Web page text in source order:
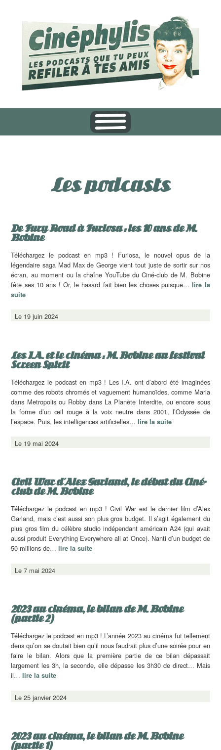
Les podcasts
De Fury Road à Furiosa : les 10 ans de M.
Bobine
Téléchargez le podcast en mp3 ! Furiosa, le nouvel opus de la
légendaire saga Mad Max de George vient tout juste de sortir sur nos
écran, au moment ou la chaîne YouTube du Ciné-club de M. Bobine
fête ses 10 ans ! Or, le hasard fait bien les choses puisque…lire la
suite
Le 19 juin 2024
Les I.A. et le cinéma : M. Bobine au festival
Screen Spirit
Téléchargez le podcast en mp3 ! Les I.A. ont d’abord été imaginées
comme des robots chromés et vaguement humanoïdes, comme Maria
dans Metropolis ou Robby dans La Planète Interdite, ou encore sous
la forme d’un œil rouge à la voix neutre dans 2001, l’Odyssée de
l’espace. Puis, les intelligences artificielles…lire la suite
Le 19 mai 2024
Civil War d’Alex Garland, le débat du Ciné-
club de M. Bobine
Téléchargez le podcast en mp3 ! Civil War est le dernier film d’Alex
Garland, mais c’est aussi son plus gros budget. Il s’agit également du
plus gros film du célèbre studio indépendant américain A24 (qui avait
aussi produit Everything Everywhere all at Once). Nanti d’un budget de
50 millions de…lire la suite
Le 7 mai 2024
2023 au cinéma, le bilan de M. Bobine
(partie 2)
Téléchargez le podcast en mp3 ! L’année 2023 au cinéma fut tellement
dens qu’on se doutait bien qu’il nous faudrait plus d’une soirée pour en
faire le bilan. Alors que la première partie de ce bilan dépassait
largement les 3h, la seconde, elle dépasse les 3h30 de direct… Mais
il…lire la suite
Le 25 janvier 2024
2023 au cinéma, le bilan de M. Bobine
(partie 1)